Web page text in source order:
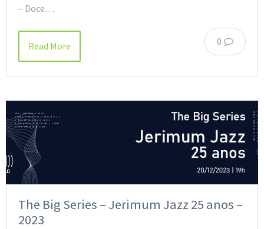
– Doce…
0
Read More
The Big Series – Jerimum Jazz 25 anos –
2023